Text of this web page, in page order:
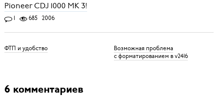
Pioneer CDJ 1000 MK 3!
1 685 2006
ФТП и удобство
Возможная проблема
с форматированием в v2416
6 комментариев